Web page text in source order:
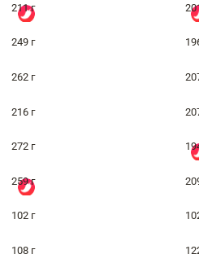
211 г
249 г
262 г
216 г
272 г
259 г
102 г
108 г